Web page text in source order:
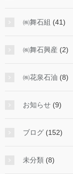
㈱舞石組 (41)
㈱舞石興産 (2)
㈱花泉石油 (8)
お知らせ (9)
ブログ (152)
未分類 (8)